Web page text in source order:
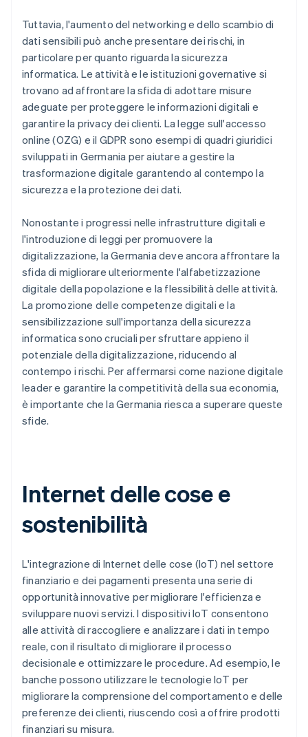
Tuttavia, l'aumento del networking e dello scambio di
dati sensibili può anche presentare dei rischi, in
particolare per quanto riguarda la sicurezza
informatica. Le attività e le istituzioni governative si
trovano ad affrontare la sfida di adottare misure
adeguate per proteggere le informazioni digitali e
garantire la privacy dei clienti. La legge sull'accesso
online (OZG) e il GDPR sono esempi di quadri giuridici
sviluppati in Germania per aiutare a gestire la
trasformazione digitale garantendo al contempo la
sicurezza e la protezione dei dati.
Nonostante i progressi nelle infrastrutture digitali e
l'introduzione di leggi per promuovere la
digitalizzazione, la Germania deve ancora affrontare la
sfida di migliorare ulteriormente l'alfabetizzazione
digitale della popolazione e la flessibilità delle attività.
La promozione delle competenze digitali e la
sensibilizzazione sull'importanza della sicurezza
informatica sono cruciali per sfruttare appieno il
potenziale della digitalizzazione, riducendo al
contempo i rischi. Per affermarsi come nazione digitale
leader e garantire la competitività della sua economia,
è importante che la Germania riesca a superare queste
sfide.
Internet delle cose e
sostenibilità
L'integrazione di Internet delle cose (IoT) nel settore
finanziario e dei pagamenti presenta una serie di
opportunità innovative per migliorare l'efficienza e
sviluppare nuovi servizi. I dispositivi IoT consentono
alle attività di raccogliere e analizzare i dati in tempo
reale, con il risultato di migliorare il processo
decisionale e ottimizzare le procedure. Ad esempio, le
banche possono utilizzare le tecnologie IoT per
migliorare la comprensione del comportamento e delle
preferenze dei clienti, riuscendo così a offrire prodotti
finanziari su misura.